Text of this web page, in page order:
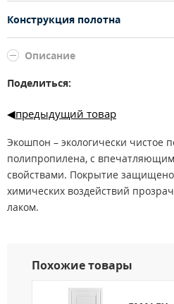
Конструкция полотна
Описание
Поделиться:
предыдущий товар
Экошпон – экологически чистое
полипропилена, с
свойствами. Покрытие
химических воздействий
лаком.
Исключение: размеры 400, 450,
Похожие товары